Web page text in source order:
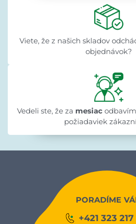
Viete, že z našich skladov
objednávok?
Vedeli ste, že za mesiac
požiadaviek
PORADÍME
+421 323